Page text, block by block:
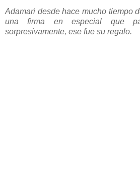
Adamari desde hace mucho tiempo
una firma en especial que
sorpresivamente, ese fue su regalo.